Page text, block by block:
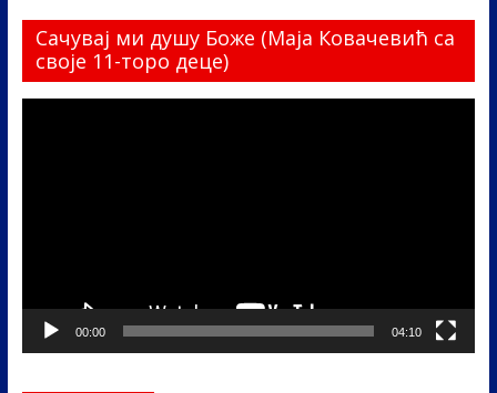
Сачувај ми душу Боже (Маја Ковачевић са
своје 11-торо деце)
00:00 04:10